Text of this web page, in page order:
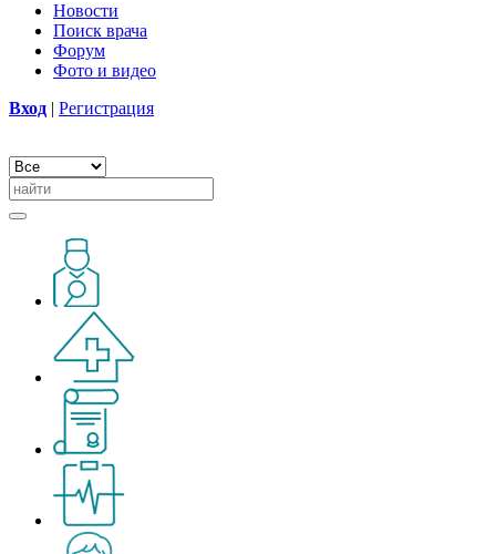
Новости
Поиск врача
Форум
Фото и видео
Вход | Регистрация